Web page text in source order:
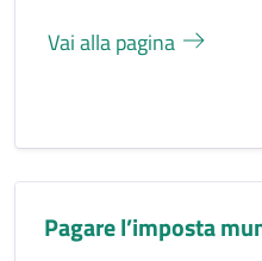
Vai alla pagina
Pagare l’imposta